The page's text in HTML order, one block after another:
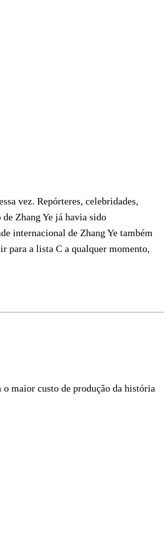
vez. Repórteres, celebridades,
Zhang Ye já havia sido
internacional de Zhang Ye também
para a lista C a qualquer momento,
maior custo de produção da história